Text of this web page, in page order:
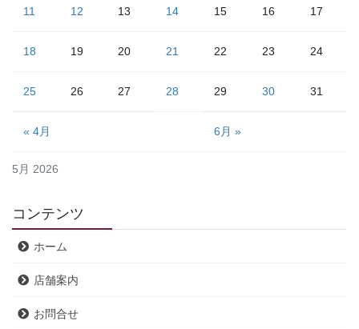
5月 2026
11 12 13 14 15 16 17
18 19 20 21 22 23 24
25 26 27 28 29 30 31
« 4月 6月 »
コンテンツ
ホーム
店舗案内
お問合せ